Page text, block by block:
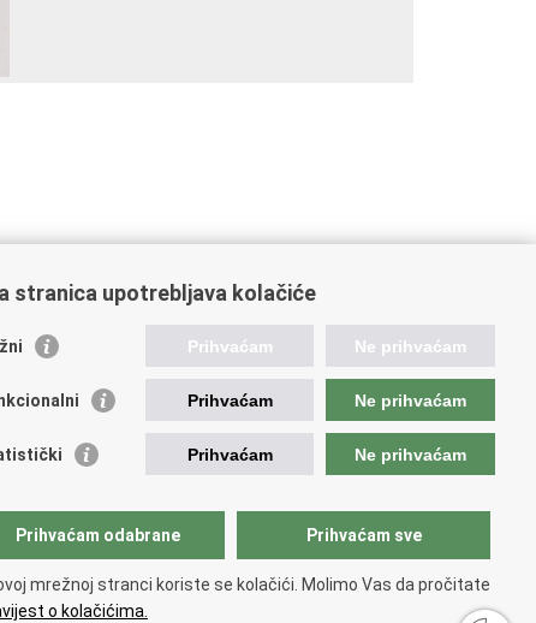
RH
pravobraniteljica
škola za javnu upravu
stranica upotrebljava kolačiće
Prihvaćam Ne prihvaćam
Prihvaćam Ne prihvaćam
Prihvaćam Ne prihvaćam
Prihvaćam odabrane Prihvaćam sve
mrežnoj stranci koriste se kolačići. Molimo Vas da pročitate
o kolačićima.